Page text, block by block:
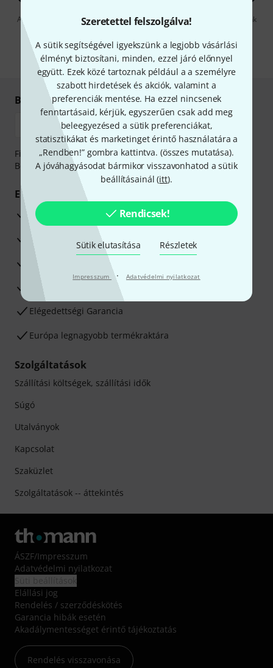
Szeretettel felszolgálva!
A sütik segítségével igyekszünk a legjobb vásárlási
élményt biztosítani, minden, ezzel járó előnnyel
együtt. Ezek közé tartoznak például a a személyre
szabott hirdetések és akciók, valamint a
preferenciák mentése. Ha ezzel nincsenek
fenntartásaid, kérjük, egyszerűen csak add meg
beleegyezésed a sütik preferenciákat,
statisztikákat és marketinget érintő használatára a
„Rendben!” gombra kattintva. (összes mutatása).
A jóváhagyásodat bármikor visszavonhatod a sütik
beállításainál (itt).
Rendicsek!
Sütik elutasítása Részletek
Impresszum · Adatvédelmi nyilatkozat
A "Bejelentkezés" gombra kattintva elfogadja, hogy e-mailben küldjünk
önnek hirdetéseket. Bármikor leiratkozhat erről. A hírlevélről további
* Kitöltés kötelező
Biztonságos vásárlás és fizetés
Fizessen biztonságosan, titkosítással: Banki átutalás vagy
Betéti- vagy hitelkártya segítségével
Előnyök
3 éves Thomann-garancia
30 napos pénzvisszafizetési garancia
Hozzáértők szaktanácsadása
Elégedettségi Garancia
Európa legnagyobb termékraktára
Szolgáltatások
Szállítási költségek, szállítási idők
Súgó
Utalványok
Kapcsolat
Szaküzlet
Szolgáltatások -- áttekintés
ÁSZF/Impresszum
Adatvédelmi nyilatkozat
Elállási jog
Rendelés / szerződéskötés
Garancia hibák esetén
Akadálymentességet érintő tájékoztatás
Rendelés visszavonása